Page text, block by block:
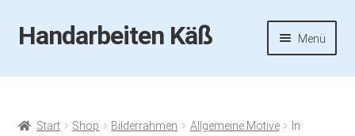
Zur
Navigation
Zum
Inhalt
Handarbeiten Käß Menü
Startseite
Aktuelles
Start Shop Bilderrahmen Allgemeine Motive
In